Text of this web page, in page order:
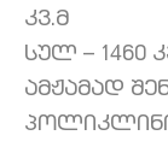
კვ.მ
სულ – 1460
ამჟამად